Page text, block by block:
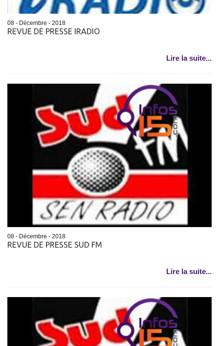
08 - Décembre - 2018
REVUE DE PRESSE IRADIO
Lire la suite...
08 - Décembre - 2018
REVUE DE PRESSE SUD FM
Lire la suite...